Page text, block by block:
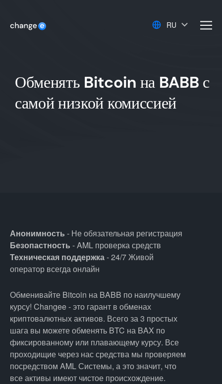
RU
Обменять Bitcoin на BABB с
самой низкой комиссией
Анонимность - Не обязательная регистрация
Безопастность - AML проверка средств
Техническая поддержка- 24/7 Живой
оператор всегда онлайн
Обменивайте Bitcoin на BABB по наилучшему
курсу! Changee - это гарант в обменах
криптовалютных активов. Всего за 3 простых
шага вы можете обменять BTC на BAX по
фиксированному или плавающему курсу. Все
проходищие через нас средства мы проверяем
посредством AML Системы, а это значит, что
все активы имеют чистое происхождение.